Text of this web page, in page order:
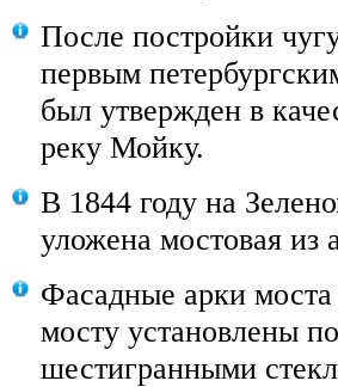
После постройки
первым
был утвержден в
реку Мойку.
В 1844 году на
уложена мостовая из
Фасадные арки
мосту установлены
шестигранными